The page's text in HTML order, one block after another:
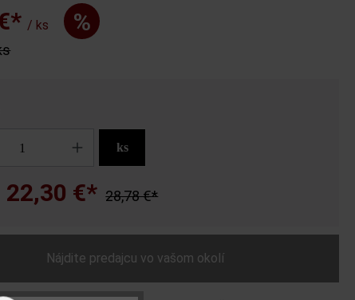
/ ks %
ks
22,30 €* 28,78 €*
Nájdite predajcu vo vašom okolí